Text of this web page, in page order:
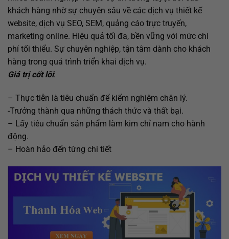
khách hàng nhờ sự chuyên sâu về các dịch vụ thiết kế
website, dịch vụ SEO, SEM, quảng cáo trực truyến,
marketing online. Hiệu quả tối đa, bền vững với mức chi
phí tối thiểu. Sự chuyên nghiệp, tận tâm dành cho khách
hàng trong quá trình triển khai dịch vụ.
Giá trị cốt lõi:
– Thực tiễn là tiêu chuẩn để kiểm nghiệm chân lý.
-Trưởng thành qua những thách thức và thất bại.
– Lấy tiêu chuẩn sản phẩm làm kim chỉ nam cho hành
động.
– Hoàn hảo đến từng chi tiết